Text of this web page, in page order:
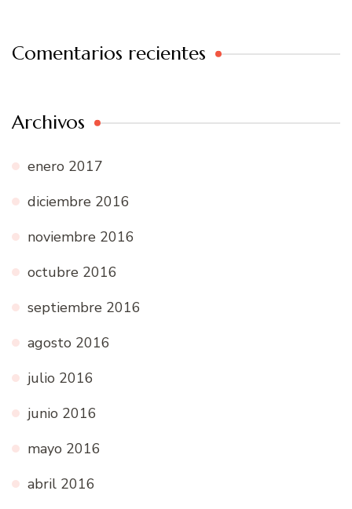
Comentarios recientes
Archivos
enero 2017
diciembre 2016
noviembre 2016
octubre 2016
septiembre 2016
agosto 2016
julio 2016
junio 2016
mayo 2016
abril 2016